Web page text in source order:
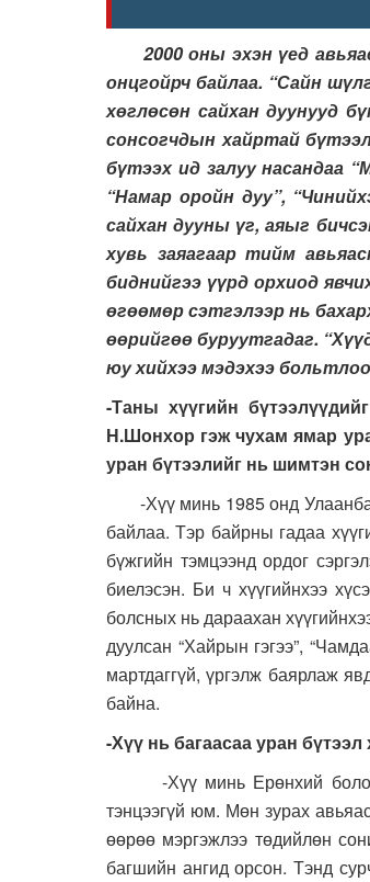
2000 оны эхэн үед авьяас
онцгойрч байлаа. “Сайн
хөглөсөн сайхан дуунууд
сонсогчдын хайртай
бүтээх ид залуу насандаа
“Намар оройн дуу”,
сайхан дууны үг, аяыг
хувь заяагаар тийм
биднийгээ үүрд орхиод
өгөөмөр сэтгэлээр нь
өөрийгөө буруутгадаг.
юу хийхээ мэдэхээ
-Таны хүүгийн
Н.Шонхор гэж чухам ямар
уран бүтээлийг нь шимтэн
-Хүү минь 1985 онд
байлаа. Тэр байрны гадаа
бүжгийн тэмцээнд ордог
биелэсэн. Би ч хүүгийнхээ
болсных нь дараахан
дуулсан “Хайрын гэгээ”,
мартдаггүй, үргэлж баярлаж
байна.
-Хүү нь багаасаа уран
-Хүү минь Ерөнхий
тэнцээгүй юм. Мөн зурах
өөрөө мэргэжлээ төдийлөн
багшийн ангид орсон. Тэнд